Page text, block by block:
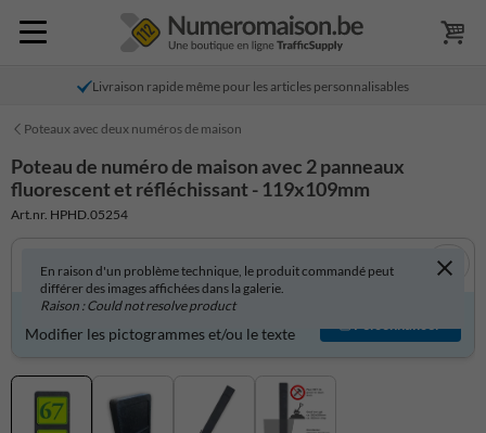
Livraison rapide même pour les articles personnalisables
Poteaux avec deux numéros de maison
Poteau de numéro de maison avec 2 panneaux
fluorescent et réfléchissant - 119x109mm
Art.nr. HPHD.05254
En raison d'un problème technique, le produit commandé peut
différer des images affichées dans la galerie.
Raison : Could not resolve product
Produit personnalisable ?
Modifier les pictogrammes et/ou le texte
Personnaliser